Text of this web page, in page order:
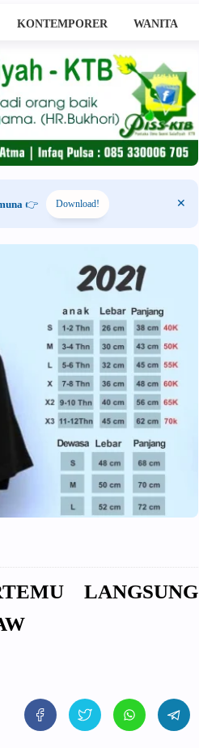
KONTEMPORER WANITA
👉 Download!
LANGSUNG